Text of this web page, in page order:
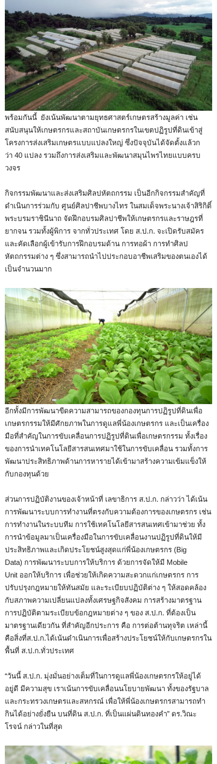
พร้อมกันนี้ ยังเน้นพัฒนาตามยุทธศาสตร์เกษตรสร้างมูลค่า เช่น
สนับสนุนให้เกษตรกรและสถาบันเกษตรกรในเขตปฏิรูปที่ดินเข้าสู่
โครงการส่งเสริมเกษตรแบบแปลงใหญ่ ซึ่งปัจจุบันได้จัดตั้งแล้วก
ว่า 40 แปลง รวมถึงการส่งเสริมและพัฒนาสมุนไพรไทยแบบครบ
วงจร
กิจกรรมพัฒนาและส่งเสริมศิลปหัตถกรรม เป็นอีกกิจกรรมสำคัญที่
ดำเนินการร่วมกับ ศูนย์ศิลปาชีพบางไทร ในสมเด็จพระนางเจ้าสิริกิติ์
พระบรมราชินีนาถ จัดฝึกอบรมศิลปาชีพให้เกษตรกรและราษฎรที่
ยากจน รวมทั้งผู้พิการ จากทั่วประเทศ โดย ส.ป.ก. จะเปิดรับสมัคร
และคัดเลือกผู้เข้ารับการฝึกอบรมด้าน การทอผ้า การทำศิลป
หัตถกรรมต่าง ๆ ซึ่งสามารถนำไปประกอบอาชีพเสริมของตนเองได้
เป็นจำนวนมาก
อีกทั้งมีการพัฒนาขีดความสามารถของกองทุนการปฏิรูปที่ดินเพื่อ
เกษตรกรรมให้มีศักยภาพในการดูแลพี่น้องเกษตรกร และเป็นเครื่อง
มือที่สำคัญในการขับเคลื่อนการปฏิรูปที่ดินเพื่อเกษตรกรรม ทั้งเรื่อง
ของการนำเทคโนโลยีสารสนเทศมาใช้ในการขับเคลื่อน รวมทั้งการ
พัฒนาประสิทธิภาพด้านการหารายได้เข้ามาสร้างความเข้มแข็งให้
กับกองทุนด้วย
ส่วนการปฏิบัติงานของเจ้าหน้าที่ เลขาธิการ ส.ป.ก. กล่าวว่า ได้เน้น
การพัฒนาระบบการทำงานที่ตรงกับความต้องการของเกษตรกร เช่น
การทำงานในระบบทีม การใช้เทคโนโลยีสารสนเทศเข้ามาช่วย ทั้ง
การนำข้อมูลมาเป็นเครื่องมือในการขับเคลื่อนงานปฏิรูปที่ดินให้มี
ประสิทธิภาพและเกิดประโยชน์สูงสุดแก่พี่น้องเกษตรกร (Big
Data) การพัฒนาระบบการให้บริการ ด้วยการจัดให้มี Mobile
Unit ออกให้บริการ เพื่อช่วยให้เกิดความสะดวกแก่เกษตรกร การ
ปรับปรุงกฎหมายให้ทันสมัย และระเบียบปฏิบัติต่าง ๆ ให้สอดคล้อง
กับสภาพความเปลี่ยนแปลงทั้งเศรษฐกิจสังคม การสร้างมาตรฐาน
การปฏิบัติตามระเบียบข้อกฎหมายต่าง ๆ ของ ส.ป.ก. ที่ต้องเป็น
มาตรฐานเดียวกัน ที่สำคัญอีกประการ คือ การต่อต้านทุจริต เหล่านี้
คือสิ่งที่ส.ป.ก.ได้เน้นดำเนินการเพื่อสร้างประโยชน์ให้กับเกษตรกรใน
พื้นที่ ส.ป.ก.ทั่วประเทศ
“วันนี้ ส.ป.ก. มุ่งมั่นอย่างเต็มที่ในการดูแลพี่น้องเกษตรกรให้อยู่ได้
อยู่ดี มีความสุข เราเน้นการขับเคลื่อนนโยบายพัฒนา ทั้งของรัฐบาล
และกระทรวงเกษตรและสหกรณ์ เพื่อให้พี่น้องเกษตรกรสามารถทำ
กินได้อย่างยั่งยืน บนที่ดิน ส.ป.ก. ที่เป็นแผ่นดินทองคำ” ดร.วิณะ
โรจน์ กล่าวในที่สุด